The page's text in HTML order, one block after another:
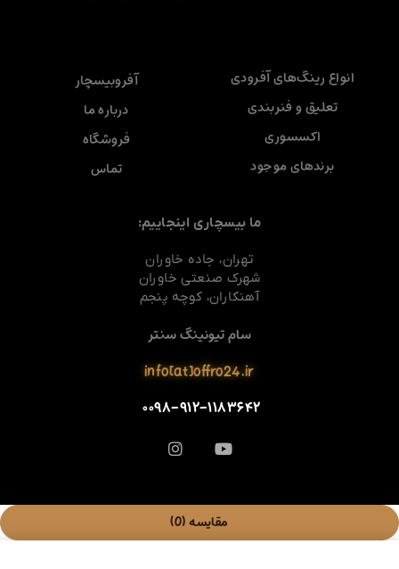
انواع رینگ‌های آفرودی
تعلیق و فنربندی
اکسسوری
برندهای موجود
آفروبیسچار
درباره ما
فروشگاه
تماس
ما بیسچاری اینجاییم:
تهران، جاده خاوران
شهرک صنعتی خاوران
آهنکاران، کوچه پنجم
سام تیونینگ سنتر
info[at]offro24.ir
۰۰۹۸-۹۱۲-۱۱۸۳۶۴۲
مقایسه(0)